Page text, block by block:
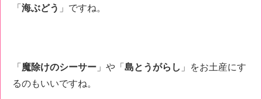
「 海ぶどう 」ですね。
「 魔除けのシーサー 」や「 島とうがらし 」をお土産にす
るのもいいですね。